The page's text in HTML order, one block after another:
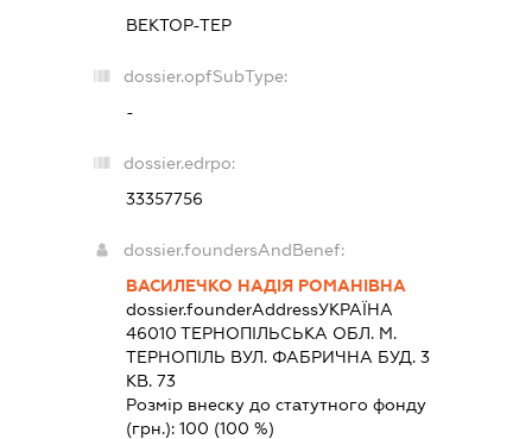
ВЕКТОР-ТЕР
dossier.opfSubType:
-
dossier.edrpo:
33357756
dossier.foundersAndBenef:
ВАСИЛЕЧКО НАДІЯ РОМАНІВНА
dossier.founderAddressУКРАЇНА
46010 ТЕРНОПIЛЬСЬКА ОБЛ. М.
ТЕРНОПІЛЬ ВУЛ. ФАБРИЧНА БУД. 3
КВ. 73
Розмір внеску до статутного фонду
(грн.):100 (100 %)